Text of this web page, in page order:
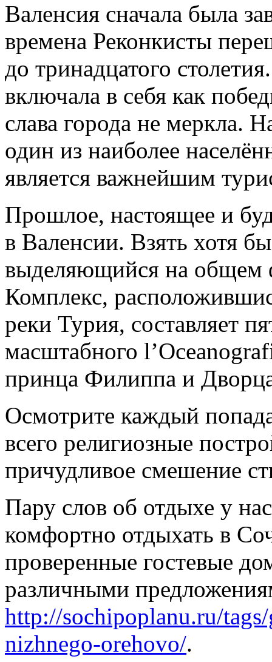
Валенсия сначала была
времена Реконкисты
до тринадцатого
включала в себя как
слава города не меркла.
один из наиболее
является важнейшим
Прошлое, настоящее и
в Валенсии. Взять хотя
выделяющийся на общем
Комплекс,
реки Турия, составляет
масштабного
принца Филиппа и
Осмотрите каждый
всего религиозные
причудливое смешение
Пару слов об отдыхе у
комфортно отдыхать в
проверенные гостевые
различными
http://sochipoplanu.ru/
nizhnego-orehovo/.